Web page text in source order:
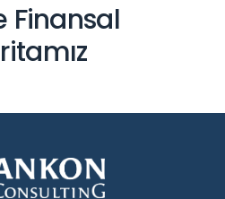
Finansal